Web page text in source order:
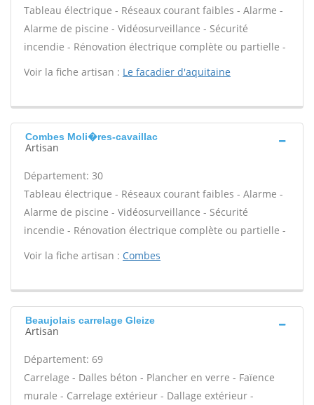
Tableau électrique - Réseaux courant faibles - Alarme -
Alarme de piscine - Vidéosurveillance - Sécurité
incendie - Rénovation électrique complète ou partielle -
Voir la fiche artisan : Le facadier d'aquitaine
Combes Moli�res-cavaillac
Artisan
Département: 30
Tableau électrique - Réseaux courant faibles - Alarme -
Alarme de piscine - Vidéosurveillance - Sécurité
incendie - Rénovation électrique complète ou partielle -
Voir la fiche artisan : Combes
Beaujolais carrelage Gleize
Artisan
Département: 69
Carrelage - Dalles béton - Plancher en verre - Faïence
murale - Carrelage extérieur - Dallage extérieur -